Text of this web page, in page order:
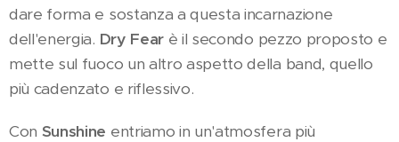
dare forma e sostanza a questa incarnazione
dell'energia. Dry Fearè il secondo pezzo proposto e
mette sul fuoco un altro aspetto della band, quello
più cadenzato e riflessivo.
Con Sunshine entriamo in un'atmosfera più